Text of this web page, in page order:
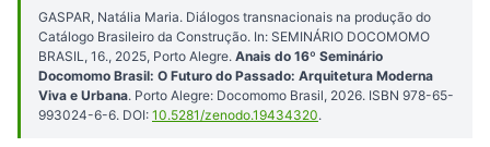
GASPAR, Natália Maria. Diálogos transnacionais na produção do
Catálogo Brasileiro da Construção. In: SEMINÁRIO DOCOMOMO
BRASIL, 16., 2025, Porto Alegre. Anais do 16º Seminário
Docomomo Brasil: O Futuro do Passado: Arquitetura Moderna
Viva e Urbana. Porto Alegre: Docomomo Brasil, 2026. ISBN 978-65-
993024-6-6. DOI: 10.5281/zenodo.19434320.